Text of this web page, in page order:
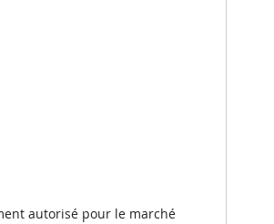
autorisé pour le marché